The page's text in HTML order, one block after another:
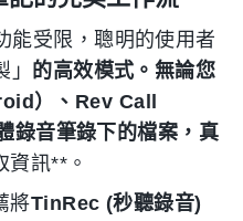
能受限，聰明的使用者
的高效模式。無論您
）、Rev Call
錄音筆錄下的檔案，真
資訊**。
將TinRec (秒聽錄音)